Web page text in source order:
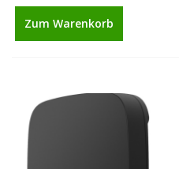
Zum Warenkorb